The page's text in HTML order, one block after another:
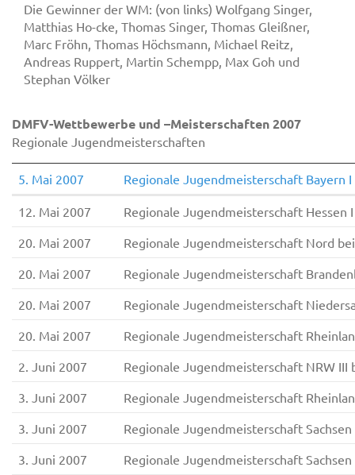
Die Gewinner der WM: (von links) Wolfgang Singer,
Matthias Ho-cke, Thomas Singer, Thomas Gleißner,
Marc Fröhn, Thomas Höchsmann, Michael Reitz,
Andreas Ruppert, Martin Schempp, Max Goh und
Stephan Völker
DMFV-Wettbewerbe und –Meisterschaften 2007
Regionale Jugendmeisterschaften
5. Mai 2007 Regionale Jugendmeisterschaft Bayern
12. Mai 2007
Regionale Jugendmeisterschaft Hessen
20. Mai 2007
Regionale Jugendmeisterschaft Nord
20. Mai 2007
Regionale Jugendmeisterschaft
20. Mai 2007
Regionale Jugendmeisterschaft
20. Mai 2007
Regionale Jugendmeisterschaft
2. Juni 2007
Regionale Jugendmeisterschaft NRW
3. Juni 2007
Regionale Jugendmeisterschaft
3. Juni 2007
Regionale Jugendmeisterschaft
3. Juni 2007
Regionale Jugendmeisterschaft